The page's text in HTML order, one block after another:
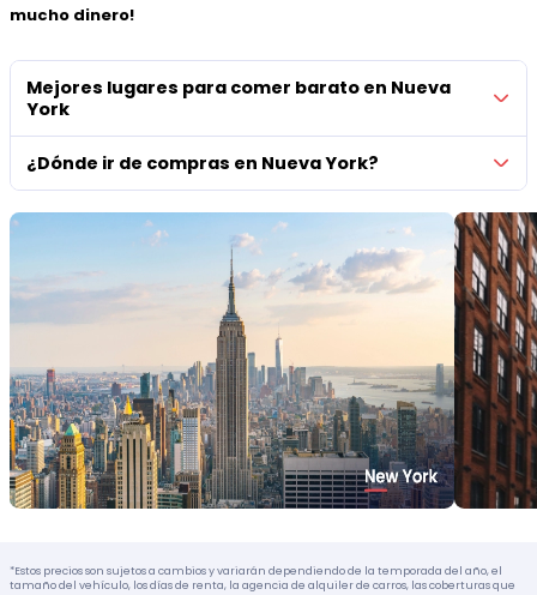
mucho dinero!
Mejores lugares para comer barato en Nueva
York
¿Dónde ir de compras en Nueva York?
*Estos precios son sujetos a cambios y variarán dependiendo de la temporada del año, el
tamaño del vehículo, los días de renta, la agencia de alquiler de carros, las coberturas que